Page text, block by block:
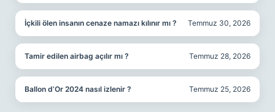
İçkili ölen insanın cenaze namazı kılınır mı ? Temmuz 30, 2026
Tamir edilen airbag açılır mı ? Temmuz 28, 2026
Ballon d’Or 2024 nasıl izlenir ? Temmuz 25, 2026